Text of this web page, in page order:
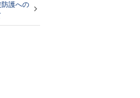
護への